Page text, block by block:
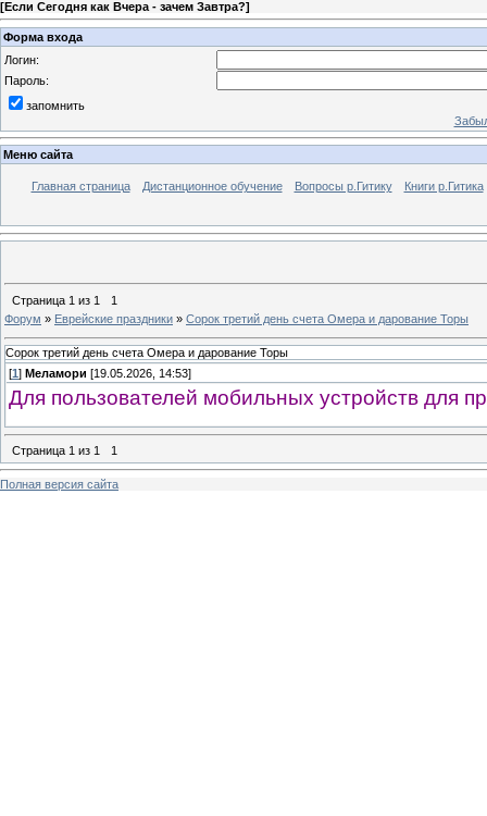
[Если Сегодня как Вчера - зачем Завтра?]
Форма входа
Логин:
Пароль:
запомнить
Меню сайта
Главная страница Дистанционное обучение Вопросы р.Гитику Книги р.Гитика
Страница 1 из 1
1
Форум » Еврейские праздники » Сорок третий день счета Омера и дарование Торы
Сорок третий день счета Омера и дарование Торы
[1 ] Меламори [19.05.2026, 14:53]
Для пользователей мобильных устройств для
Страница 1 из 1 1
Полная версия сайта